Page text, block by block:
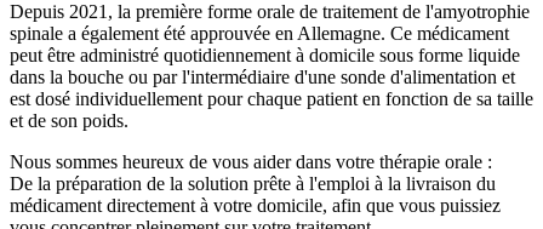
Depuis 2021, la première forme orale de traitement de l'amyotrophie
spinale a également été approuvée en Allemagne. Ce médicament
peut être administré quotidiennement à domicile sous forme liquide
dans la bouche ou par l'intermédiaire d'une sonde d'alimentation et
est dosé individuellement pour chaque patient en fonction de sa taille
et de son poids.
Nous sommes heureux de vous aider dans votre thérapie orale :
De la préparation de la solution prête à l'emploi à la livraison du
médicament directement à votre domicile, afin que vous puissiez